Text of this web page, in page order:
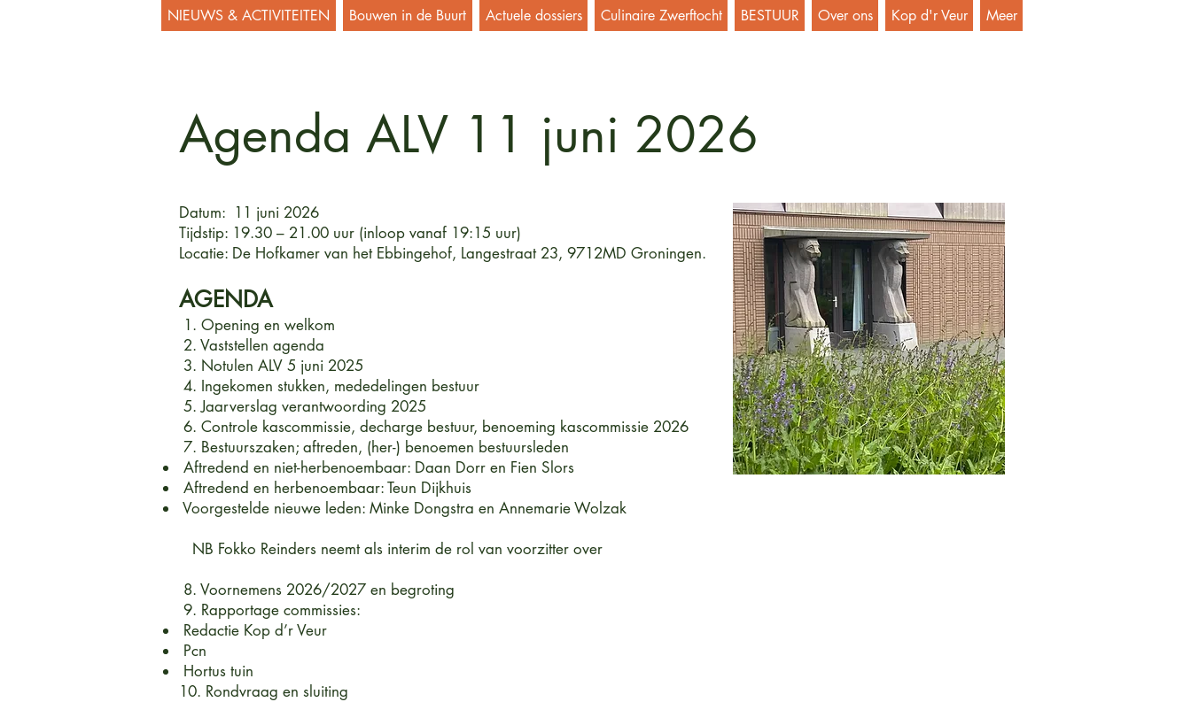
NIEUWS & ACTIVITEITEN Bouwen in de Buurt Actuele dossiers Culinaire Zwerftocht BESTUUR Over ons Kop d'r Veur Meer
Agenda ALV 11 juni 2026
Datum: 11 juni 2026
Tijdstip: 19.30 – 21.00 uur (inloop vanaf 19:15 uur)
Locatie: De Hofkamer van het Ebbingehof, Langestraat 23, 9712MD Groningen.
AGENDA
1. Opening en welkom
2. Vaststellen agenda
3. Notulen ALV 5 juni 2025
4. Ingekomen stukken, mededelingen bestuur
5. Jaarverslag verantwoording 2025
6. Controle kascommissie, decharge bestuur, benoeming kascommissie 2026
7. Bestuurszaken; aftreden, (her-) benoemen bestuursleden
Aftredend en niet-herbenoembaar: Daan Dorr en Fien Slors
Aftredend en herbenoembaar: Teun Dijkhuis
Voorgestelde nieuwe leden: Minke Dongstra en Annemarie Wolzak
NB Fokko Reinders neemt als interim de rol van voorzitter over
8. Voornemens 2026/2027 en begroting
9. Rapportage commissies:
Redactie Kop d’r Veur
Pcn
Hortus tuin
10. Rondvraag en sluiting